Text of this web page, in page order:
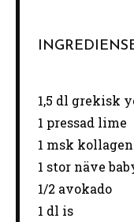
1,5 dl grekisk
1 pressad lime
1 msk kollagen
1 stor näve
1/2 avokado
1 dl is